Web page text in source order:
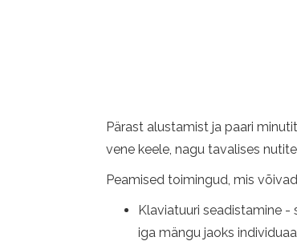
Pärast alustamist ja paari
vene keele, nagu tavalises
Peamised toimingud, mis
Klaviatuuri seadistamine -
iga mängu jaoks